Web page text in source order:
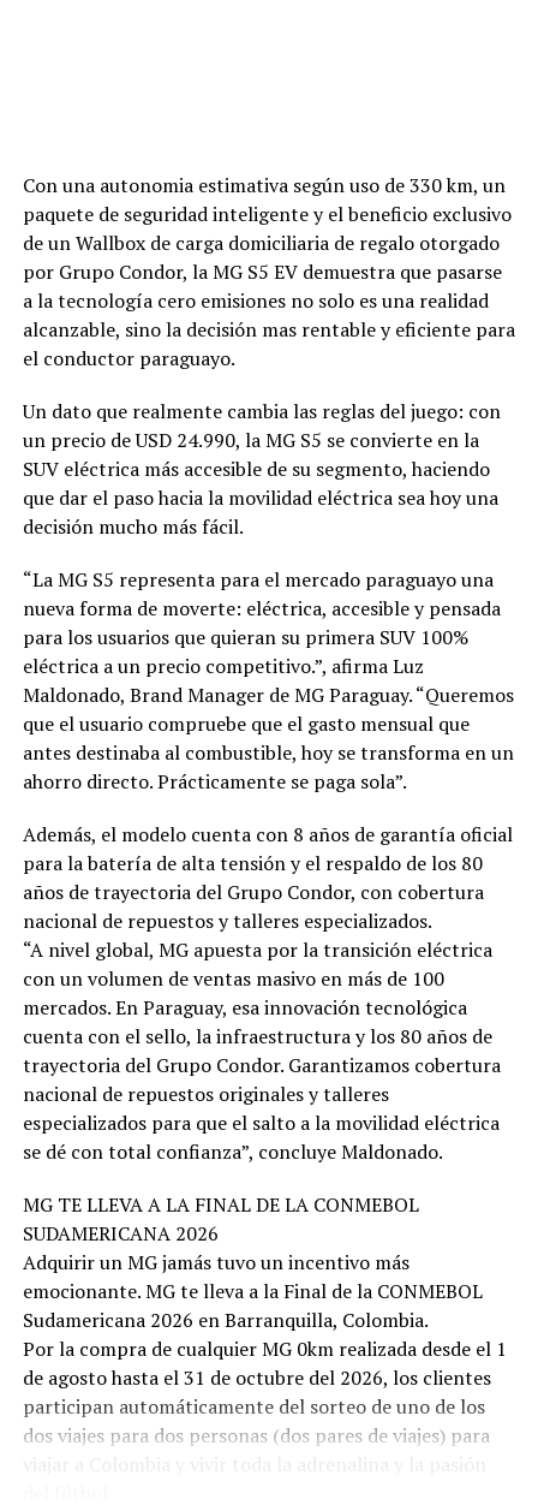
Con una autonomia estimativa según uso de 330 km, un
paquete de seguridad inteligente y el beneficio exclusivo
de un Wallbox de carga domiciliaria de regalo otorgado
por Grupo Condor, la MG S5 EV demuestra que pasarse
a la tecnología cero emisiones no solo es una realidad
alcanzable, sino la decisión mas rentable y eficiente para
el conductor paraguayo.
Un dato que realmente cambia las reglas del juego: con
un precio de USD 24.990, la MG S5 se convierte en la
SUV eléctrica más accesible de su segmento, haciendo
que dar el paso hacia la movilidad eléctrica sea hoy una
decisión mucho más fácil.
“La MG S5 representa para el mercado paraguayo una
nueva forma de moverte: eléctrica, accesible y pensada
para los usuarios que quieran su primera SUV 100%
eléctrica a un precio competitivo.”, afirma Luz
Maldonado, Brand Manager de MG Paraguay. “Queremos
que el usuario compruebe que el gasto mensual que
antes destinaba al combustible, hoy se transforma en un
ahorro directo. Prácticamente se paga sola”.
Además, el modelo cuenta con 8 años de garantía oficial
para la batería de alta tensión y el respaldo de los 80
años de trayectoria del Grupo Condor, con cobertura
nacional de repuestos y talleres especializados.
“A nivel global, MG apuesta por la transición eléctrica
con un volumen de ventas masivo en más de 100
mercados. En Paraguay, esa innovación tecnológica
cuenta con el sello, la infraestructura y los 80 años de
trayectoria del Grupo Condor. Garantizamos cobertura
nacional de repuestos originales y talleres
especializados para que el salto a la movilidad eléctrica
se dé con total confianza”, concluye Maldonado.
MG TE LLEVA A LA FINAL DE LA CONMEBOL
SUDAMERICANA 2026
Adquirir un MG jamás tuvo un incentivo más
emocionante. MG te lleva a la Final de la CONMEBOL
Sudamericana 2026 en Barranquilla, Colombia.
Por la compra de cualquier MG 0km realizada desde el 1
de agosto hasta el 31 de octubre del 2026, los clientes
participan automáticamente del sorteo de uno de los
dos viajes para dos personas (dos pares de viajes) para